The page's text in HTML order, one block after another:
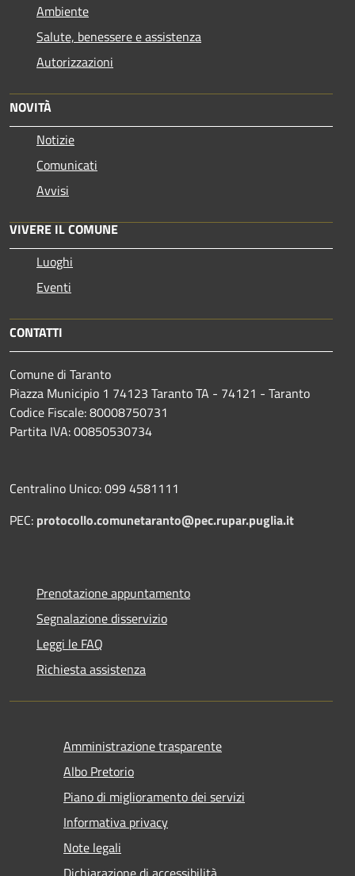
Ambiente
Salute, benessere e assistenza
Autorizzazioni
NOVITÀ
Notizie
Comunicati
Avvisi
VIVERE IL COMUNE
Luoghi
Eventi
CONTATTI
Comune di Taranto
Piazza Municipio 1 74123 Taranto TA - 74121 - Taranto
Codice Fiscale: 80008750731
Partita IVA: 00850530734
Centralino Unico: 099 4581111
PEC: protocollo.comunetaranto@pec.rupar.puglia.it
Prenotazione appuntamento
Segnalazione disservizio
Leggi le FAQ
Richiesta assistenza
Amministrazione trasparente
Albo Pretorio
Piano di miglioramento dei servizi
Informativa privacy
Note legali